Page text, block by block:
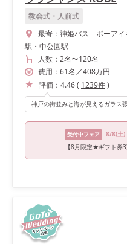
教会式・人前式
最寄： 神姫バス ポーアイ
駅・中公園駅
人数： 2名〜120名
費用： 61名 ／408万円
評価： 4.46( 1239件)
神戸の街並みと海が見えるガラス
受付中フェア 8/8(土)